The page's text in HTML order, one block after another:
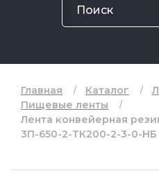
Главная Каталог
Пищевые ленты
Лента конвейерная
3П-650-2-ТК200-2-3-0-НБ